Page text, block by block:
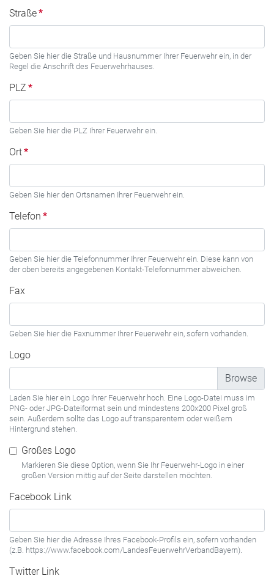
Straße*
Geben Sie hier die Straße und Hausnummer Ihrer Feuerwehr ein, in der
Regel die Anschrift des Feuerwehrhauses.
PLZ *
Geben Sie hier die PLZ Ihrer Feuerwehr ein.
Ort*
Geben Sie hier den Ortsnamen Ihrer Feuerwehr ein.
Telefon *
Geben Sie hier die Telefonnummer Ihrer Feuerwehr ein. Diese kann von
der oben bereits angegebenen Kontakt-Telefonnummer abweichen.
Fax
Geben Sie hier die Faxnummer Ihrer Feuerwehr ein, sofern vorhanden.
Logo
Laden Sie hier ein Logo Ihrer Feuerwehr hoch. Eine Logo-Datei muss im
PNG- oder JPG-Dateiformat sein und mindestens 200x200 Pixel groß
sein. Außerdem sollte das Logo auf transparentem oder weißem
Hintergrund stehen.
Großes Logo
Markieren Sie diese Option, wenn Sie Ihr Feuerwehr-Logo in einer
großen Version mittig auf der Seite darstellen möchten.
Facebook Link
Geben Sie hier die Adresse Ihres Facebook-Profils ein, sofern vorhanden
(z.B. https://www.facebook.com/LandesFeuerwehrVerbandBayern).
Twitter Link